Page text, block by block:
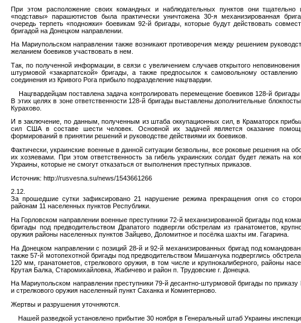
При этом расположение своих командных и наблюдательных пунктов они
«подставы» парашютистов была практически уничтожена 30-я механизированная
очередь терпеть «подножки» боевикам 92-й бригады, которые будут действовать
бригадой на Донецком направлении.
На Мариупольском направлении также возникают противоречия между решением
желанием боевиков участвовать в нем.
Так, по полученной информации, в связи с увеличением случаев открытого
штурмовой «закарпатской» бригады, а также предпосылок к самовольному оставлению
соединения из Кривого Рога прибыло подразделение нацгвардии.
Нацгвардейцам поставлена задача контролировать перемещение боевиков 128-й бригады
В этих целях в зоне ответственности 128-й бригады выставлены дополнительные
Курахово.
И в заключение, по данным, полученным из штаба оккупационных сил, в Краматорск
сил США в составе шести человек. Основной их задачей является оказание
формирований в принятии решений и руководстве действиями их боевиков.
Фактически, украинские военные в данной ситуации безвольны, все роковые решения на
их хозяевами. При этом ответственность за гибель украинских солдат будет лежать на
Украины, которые не смогут отказаться от выполнения преступных приказов.
Источник: http://rusvesna.su/news/1543661266
2.12.
За прошедшие сутки зафиксировано 21 нарушение режима прекращения огня со
районам 11 населенных пунктов Республики.
На Горловском направлении военные преступники 72-й механизированной бригады под
бригады под предводительством Драпатого подвергли обстрелам из гранатометов,
оружия районы населенных пунктов Зайцево, Доломитное и посёлка шахты им. Гагарина.
На Донецком направлении с позиций 28-й и 92-й механизированных бригад под
также 57-й мотопехотной бригады под предводительством Мишанчука подверглись
120 мм, гранатометов, стрелкового оружия, в том числе и крупнокалиберного, районы
Крутая Балка, Старомихайловка, Жабичево и район п. Трудовские г. Донецка.
На Мариупольском направлении преступники 79-й десантно-штурмовой бригады по
и стрелкового оружия населенный пункт Саханка и Коминтерново.
Жертвы и разрушения уточняются.
Нашей разведкой установлено прибытие 30 ноября в Генеральный штаб Украины